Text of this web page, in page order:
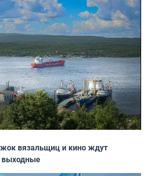
вязальщиц и кино ждут
выходные